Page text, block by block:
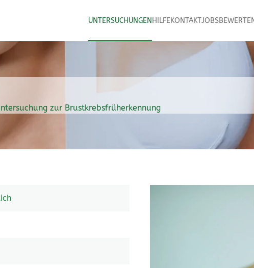
UNTERSUCHUNGEN HILFEKONTAKTJOBS
zur Brustkrebsfrüherkennung